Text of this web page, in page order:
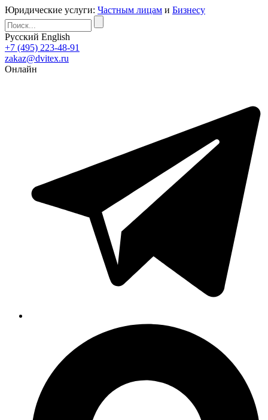
Юридические услуги: Частным лицам и Бизнесу
Русский English
+7 (495) 223-48-91
zakaz@dvitex.ru
Онлайн